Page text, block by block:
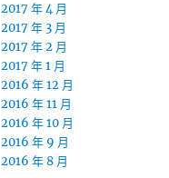
2017 年 4 月
2017 年 3 月
2017 年 2 月
2017 年 1 月
2016 年 12 月
2016 年 11 月
2016 年 10 月
2016 年 9 月
2016 年 8 月